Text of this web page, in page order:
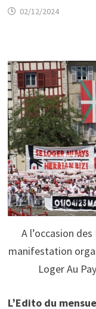
02/12/2024
A l’occasion
manifestation
Loger Au
L’Edito du